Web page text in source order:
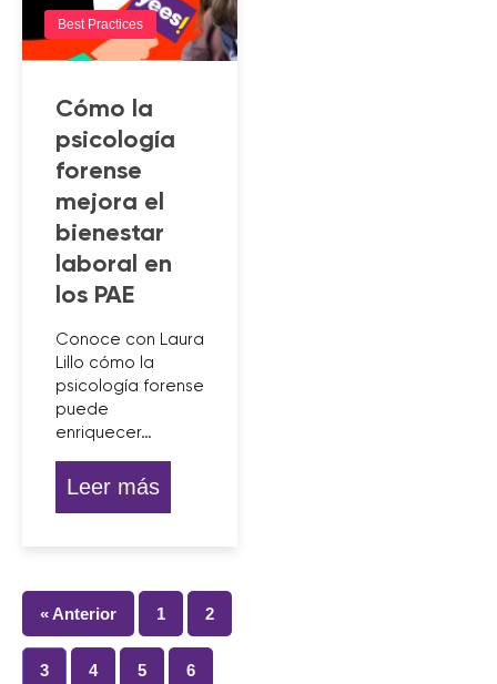
Best Practices
Cómo la
psicología
forense
mejora el
bienestar
laboral en
los PAE
Conoce con Laura
Lillo cómo la
psicología forense
puede
enriquecer…
Leer más
« Anterior 1 2
3 4 5 6